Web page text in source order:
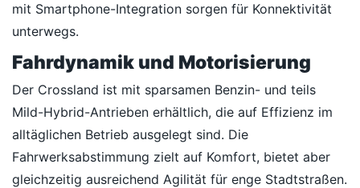
mit Smartphone-Integration sorgen für Konnektivität
unterwegs.
Fahrdynamik und Motorisierung
Der Crossland ist mit sparsamen Benzin- und teils
Mild-Hybrid-Antrieben erhältlich, die auf Effizienz im
alltäglichen Betrieb ausgelegt sind. Die
Fahrwerksabstimmung zielt auf Komfort, bietet aber
gleichzeitig ausreichend Agilität für enge Stadtstraßen.